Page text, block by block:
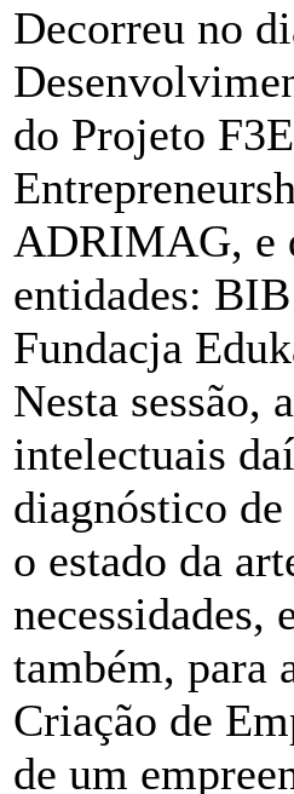
Decorreu no
do Projeto
ADRIMAG, e
entidades:
Fundacja
Nesta sessão,
intelectuais
diagnóstico
o estado da
necessidades,
também, para
Criação de
de um